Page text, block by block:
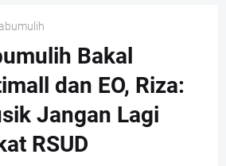
Bakal
dan EO, Riza:
Jangan Lagi
RSUD